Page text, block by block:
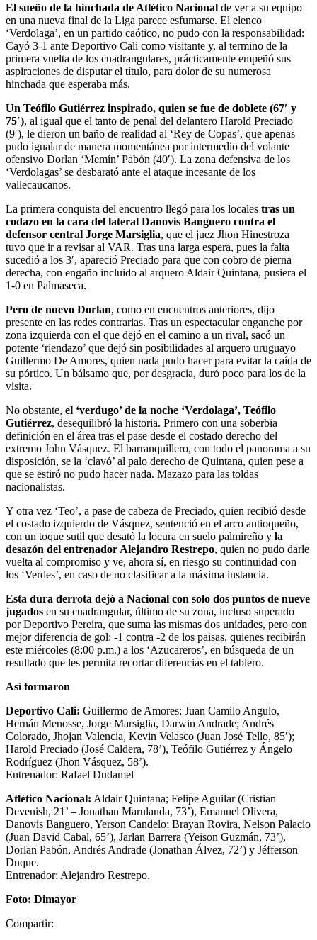
El sueño de la hinchada de Atlético Nacional de ver a su equipo
en una nueva final de la Liga parece esfumarse. El elenco
‘Verdolaga’, en un partido caótico, no pudo con la responsabilidad:
Cayó 3-1 ante Deportivo Cali como visitante y, al termino de la
primera vuelta de los cuadrangulares, prácticamente empeñó sus
aspiraciones de disputar el título, para dolor de su numerosa
hinchada que esperaba más.
Un Teófilo Gutiérrez inspirado, quien se fue de doblete (67′ y
75′), al igual que el tanto de penal del delantero Harold Preciado
(9′), le dieron un baño de realidad al ‘Rey de Copas’, que apenas
pudo igualar de manera momentánea por intermedio del volante
ofensivo Dorlan ‘Memín’ Pabón (40′). La zona defensiva de los
‘Verdolagas’ se desbarató ante el ataque incesante de los
vallecaucanos.
La primera conquista del encuentro llegó para los locales tras un
codazo en la cara del lateral Danovis Banguero contra el
defensor central Jorge Marsiglia, que el juez Jhon Hinestroza
tuvo que ir a revisar al VAR. Tras una larga espera, pues la falta
sucedió a los 3′, apareció Preciado para que con cobro de pierna
derecha, con engaño incluido al arquero Aldair Quintana, pusiera el
1-0 en Palmaseca.
Pero de nuevo Dorlan, como en encuentros anteriores, dijo
presente en las redes contrarias. Tras un espectacular enganche por
zona izquierda con el que dejó en el camino a un rival, sacó un
potente ‘riendazo’ que dejó sin posibilidades al arquero uruguayo
Guillermo De Amores, quien nada pudo hacer para evitar la caída de
su pórtico. Un bálsamo que, por desgracia, duró poco para los de la
visita.
No obstante, el ‘verdugo’ de la noche ‘Verdolaga’, Teófilo
Gutiérrez, desequilibró la historia. Primero con una soberbia
definición en el área tras el pase desde el costado derecho del
extremo John Vásquez. El barranquillero, con todo el panorama a su
disposición, se la ‘clavó’ al palo derecho de Quintana, quien pese a
que se estiró no pudo hacer nada. Mazazo para las toldas
nacionalistas.
Y otra vez ‘Teo’, a pase de cabeza de Preciado, quien recibió desde
el costado izquierdo de Vásquez, sentenció en el arco antioqueño,
con un toque sutil que desató la locura en suelo palmireño y la
desazón del entrenador Alejandro Restrepo, quien no pudo darle
vuelta al compromiso y ve, ahora sí, en riesgo su continuidad con
los ‘Verdes’, en caso de no clasificar a la máxima instancia.
Esta dura derrota dejó a Nacional con solo dos puntos de nueve
jugados en su cuadrangular, último de su zona, incluso superado
por Deportivo Pereira, que suma las mismas dos unidades, pero con
mejor diferencia de gol: -1 contra -2 de los paisas, quienes recibirán
este miércoles (8:00 p.m.) a los ‘Azucareros’, en búsqueda de un
resultado que les permita recortar diferencias en el tablero.
Así formaron
Deportivo Cali: Guillermo de Amores; Juan Camilo Angulo,
Hernán Menosse, Jorge Marsiglia, Darwin Andrade; Andrés
Colorado, Jhojan Valencia, Kevin Velasco (Juan José Tello, 85′);
Harold Preciado (José Caldera, 78’), Teófilo Gutiérrez y Ángelo
Rodríguez (Jhon Vásquez, 58’).
Entrenador: Rafael Dudamel
Atlético Nacional: Aldair Quintana; Felipe Aguilar (Cristian
Devenish, 21’ – Jonathan Marulanda, 73’), Emanuel Olivera,
Danovis Banguero, Yerson Candelo; Brayan Rovira, Nelson Palacio
(Juan David Cabal, 65’), Jarlan Barrera (Yeison Guzmán, 73’),
Dorlan Pabón, Andrés Andrade (Jonathan Álvez, 72’) y Jéfferson
Duque.
Entrenador: Alejandro Restrepo.
Foto: Dimayor
Compartir: